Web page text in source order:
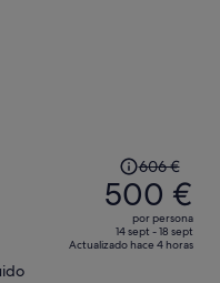
precio
era
de
606 €,
606 €
500 €
por persona
14 sept - 18 sept
Actualizado hace 4 horas